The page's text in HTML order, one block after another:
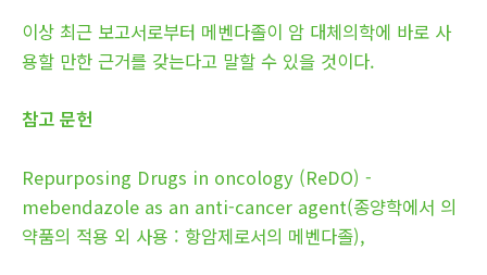
이상 최근 보고서로부터 메벤다졸이 암 대체의학에 바로 사
용할 만한 근거를 갖는다고 말할 수 있을 것이다.
참고 문헌
Repurposing Drugs in oncology (ReDO) -
mebendazole as an anti-cancer agent(종양학에서 의
약품의 적용 외 사용 : 항암제로서의 메벤다졸),